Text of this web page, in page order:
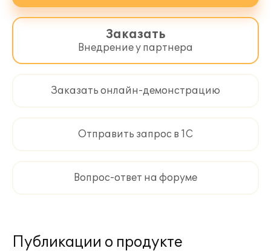
Заказать
Внедрение у партнера
Заказать онлайн-демонстрацию
Отправить запрос в 1С
Вопрос-ответ на форуме
Публикации о продукте